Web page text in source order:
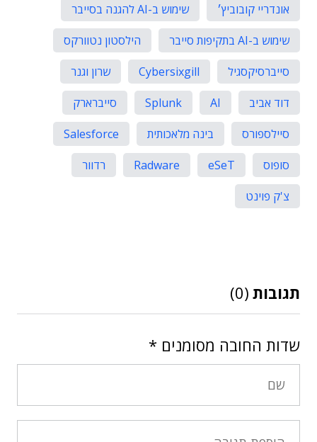
אונדריי קובוביץ׳
שימוש ב-AI להגנה בסייבר
שימוש ב-AI בתקיפות סייבר
הילסטון נטוורקס
סייברסיקסגיל
Cybersixgill
שרון וגנר
דוד אביב
AI
Splunk
סייברארק
סיילספורס
בינה מלאכותית
Salesforce
סופוס
eSeT
Radware
רדוור
צ'ק פוינט
תגובות (0)
שדות החובה מסומנים *